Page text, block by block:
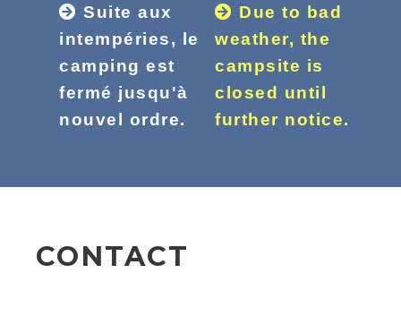
Suite aux
intempéries, le
camping est
fermé jusqu'à
nouvel ordre.
Due to bad
weather, the
campsite is
closed until
further notice.
CONTACT